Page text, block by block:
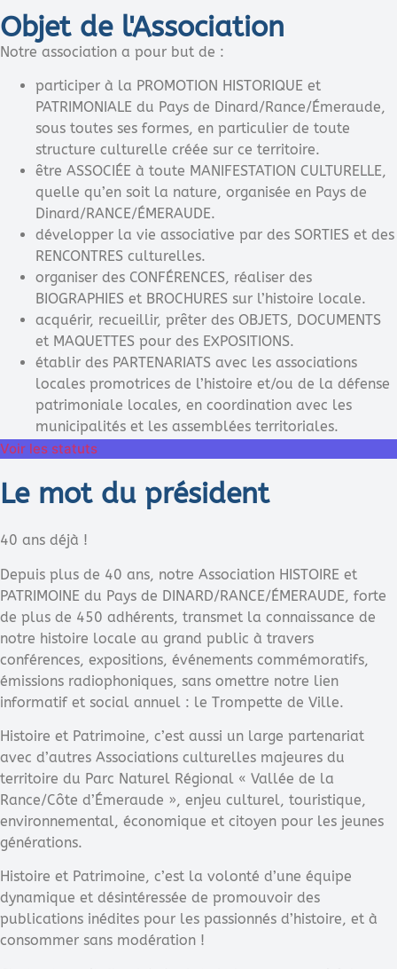
Objet de l'Association
Notre association a pour but de :
participer à la PROMOTION HISTORIQUE et
PATRIMONIALE du Pays de Dinard/Rance/Émeraude,
sous toutes ses formes, en particulier de toute
structure culturelle créée sur ce territoire.
être ASSOCIÉE à toute MANIFESTATION CULTURELLE,
quelle qu’en soit la nature, organisée en Pays de
Dinard/RANCE/ÉMERAUDE.
développer la vie associative par des SORTIES et des
RENCONTRES culturelles.
organiser des CONFÉRENCES, réaliser des
BIOGRAPHIES et BROCHURES sur l’histoire locale.
acquérir, recueillir, prêter des OBJETS, DOCUMENTS
et MAQUETTES pour des EXPOSITIONS.
établir des PARTENARIATS avec les associations
locales promotrices de l’histoire et/ou de la défense
patrimoniale locales, en coordination avec les
municipalités et les assemblées territoriales.
Voir les statuts
Le mot du président
40 ans déjà !
Depuis plus de 40 ans, notre Association HISTOIRE et
PATRIMOINE du Pays de DINARD/RANCE/ÉMERAUDE, forte
de plus de 450 adhérents, transmet la connaissance de
notre histoire locale au grand public à travers
conférences, expositions, événements commémoratifs,
émissions radiophoniques, sans omettre notre lien
informatif et social annuel : le Trompette de Ville.
Histoire et Patrimoine, c’est aussi un large partenariat
avec d’autres Associations culturelles majeures du
territoire du Parc Naturel Régional « Vallée de la
Rance/Côte d’Émeraude », enjeu culturel, touristique,
environnemental, économique et citoyen pour les jeunes
générations.
Histoire et Patrimoine, c’est la volonté d’une équipe
dynamique et désintéressée de promouvoir des
publications inédites pour les passionnés d’histoire, et à
consommer sans modération !